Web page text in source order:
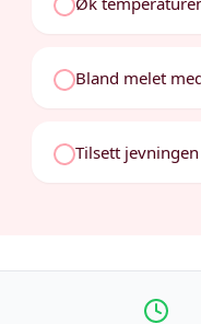
Bland melet
Tilsett